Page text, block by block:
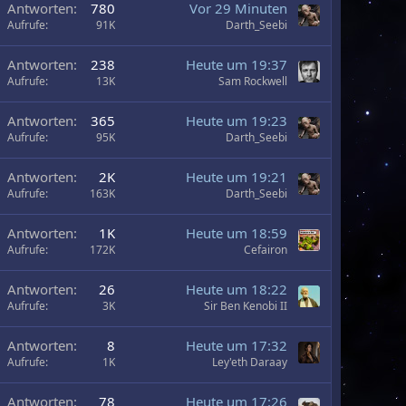
Antworten 780
Aufrufe 91K
Vor 29 Minuten
Darth_Seebi
Antworten 238
Aufrufe 13K
Heute um 19:37
Sam Rockwell
Antworten 365
Aufrufe 95K
Heute um 19:23
Darth_Seebi
Antworten 2K
Aufrufe 163K
Heute um 19:21
Darth_Seebi
Antworten 1K
Aufrufe 172K
Heute um 18:59
Cefairon
Antworten 26
Aufrufe 3K
Heute um 18:22
Sir Ben Kenobi II
Antworten 8
Aufrufe 1K
Heute um 17:32
Ley'eth Daraay
Antworten 78 Heute um 17:26